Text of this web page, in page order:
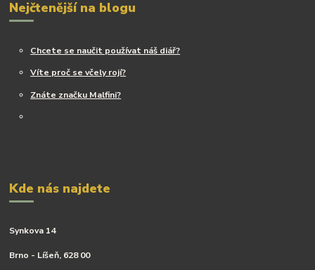
Nejčtenější na blogu
Chcete se naučit používat náš diář?
Víte proč se včely rojí?
Znáte značku Malfini?
Kde nás najdete
Synkova 14
Brno - Líšeň, 628 00